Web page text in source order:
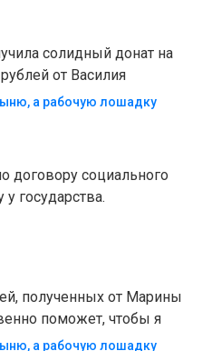
солидный донат на
от Василия
а рабочую лошадку
договору социального
государства.
полученных от Марины
поможет, чтобы я
а рабочую лошадку